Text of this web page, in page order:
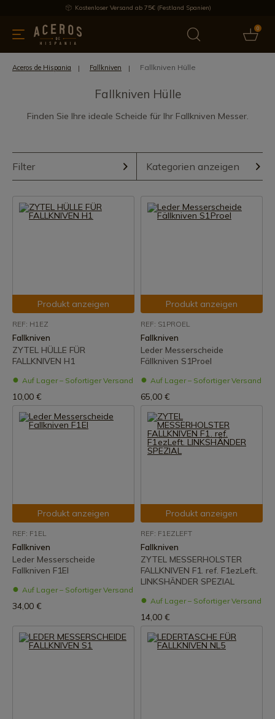
Kostenloser Versand ab 75€ (Festland Spanien)
0
Bietet Aktuelles Bestseller
Aceros de Hispania Fallkniven Fallkniven Hülle
Fallkniven Hülle
Finden Sie Ihre ideale Scheide für Ihr Fallkniven Messer.
Filter Kategorien anzeigen
Produkt anzeigen
REF: H1EZ
Fallkniven
ZYTEL HÜLLE FÜR
FALLKNIVEN H1
Auf Lager – Sofortiger Versand
10,00 €
Produkt anzeigen
REF: S1PROEL
Fallkniven
Leder Messerscheide
Fällkniven S1Proel
Auf Lager – Sofortiger Versand
65,00 €
Produkt anzeigen
REF: F1EL
Fallkniven
Leder Messerscheide
Fallkniven F1El
Auf Lager – Sofortiger Versand
34,00 €
Produkt anzeigen
REF: F1EZLEFT
Fallkniven
ZYTEL MESSERHOLSTER
FALLKNIVEN F1. ref. F1ezLeft.
LINKSHÄNDER SPEZIAL
Auf Lager – Sofortiger Versand
14,00 €